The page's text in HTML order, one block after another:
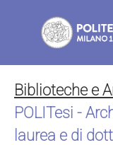
Biblioteche e
POLITesi -
laurea e di